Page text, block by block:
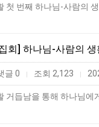
회] 하나님-사람의
글 0 조회 2,123
거듭남을 통해 하나님에